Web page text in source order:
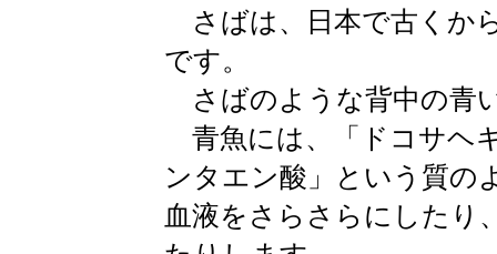
さばは、日本で古くか
です。
さばのような背中の青
青魚には、「ドコサヘ
ンタエン酸」という質の
血液をさらさらにしたり